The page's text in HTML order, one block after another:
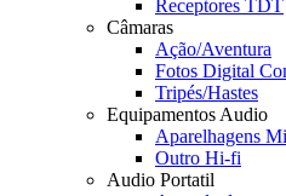
Receptores TDT
Câmaras
Ação/Aventura
Fotos Digital
Tripés/Hastes
Equipamentos Audio
Aparelhagens
Outro Hi-fi
Audio Portatil